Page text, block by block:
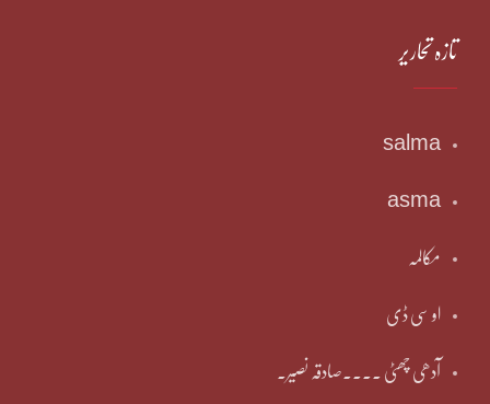
تازہ تحاریر
salma
asma
مکالمہ
او سی ڈی
آدھی چھٹی ۔۔۔۔صادقہ نصیر۔